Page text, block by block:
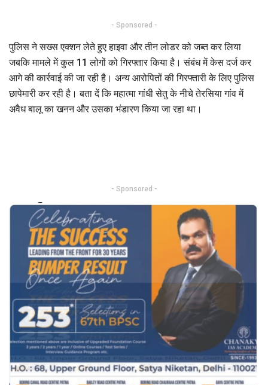
- Sponsored -
पुलिस ने सख्स एक्शन लेते हुए हाइवा और तीन लोडर को जब्त कर लिया
जबकि मामले में कुल 11 लोगों को गिरफ्तार किया है। संबंध में केस दर्ज कर
आगे की कार्रवाई की जा रही है। अन्य आरोपितों की गिरफ्तारी के लिए पुलिस
छापेमारी कर रही है। बता दें कि महात्मा गांधी सेतु के नीचे तेरसिया गांव में
अवैध बालू का खनन और उसका भंडारण किया जा रहा था।
- Sponsored -